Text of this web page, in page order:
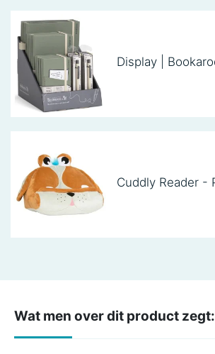
Wat men over dit product zegt: